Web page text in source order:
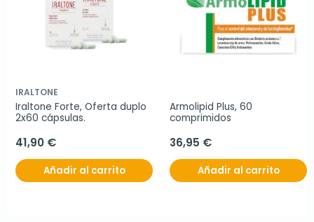
IRALTONE
Iraltone Forte, Oferta duplo
2x60 cápsulas.
41,90 €
Añadir al carrito
Armolipid Plus, 60
comprimidos
36,95 €
Añadir al carrito